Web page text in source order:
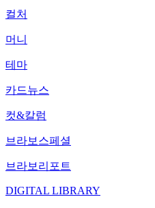
컬처
머니
테마
카드뉴스
컷&칼럼
브라보스페셜
브라보리포트
DIGITAL LIBRARY